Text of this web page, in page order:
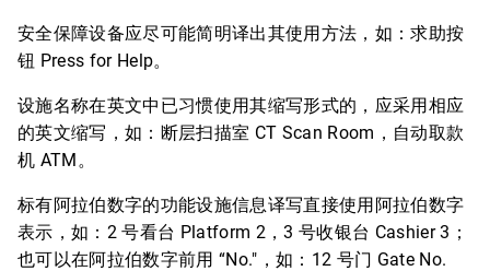
安全保障设备应尽可能简明译出其使用方法，如：求助按
钮 Press for Help。
设施名称在英文中已习惯使用其缩写形式的，应采用相应
的英文缩写，如：断层扫描室 CT Scan Room，自动取款
机 ATM。
标有阿拉伯数字的功能设施信息译写直接使用阿拉伯数字
表示，如：2 号看台 Platform 2，3 号收银台 Cashier 3；
也可以在阿拉伯数字前用 “No."，如：12 号门 Gate No.